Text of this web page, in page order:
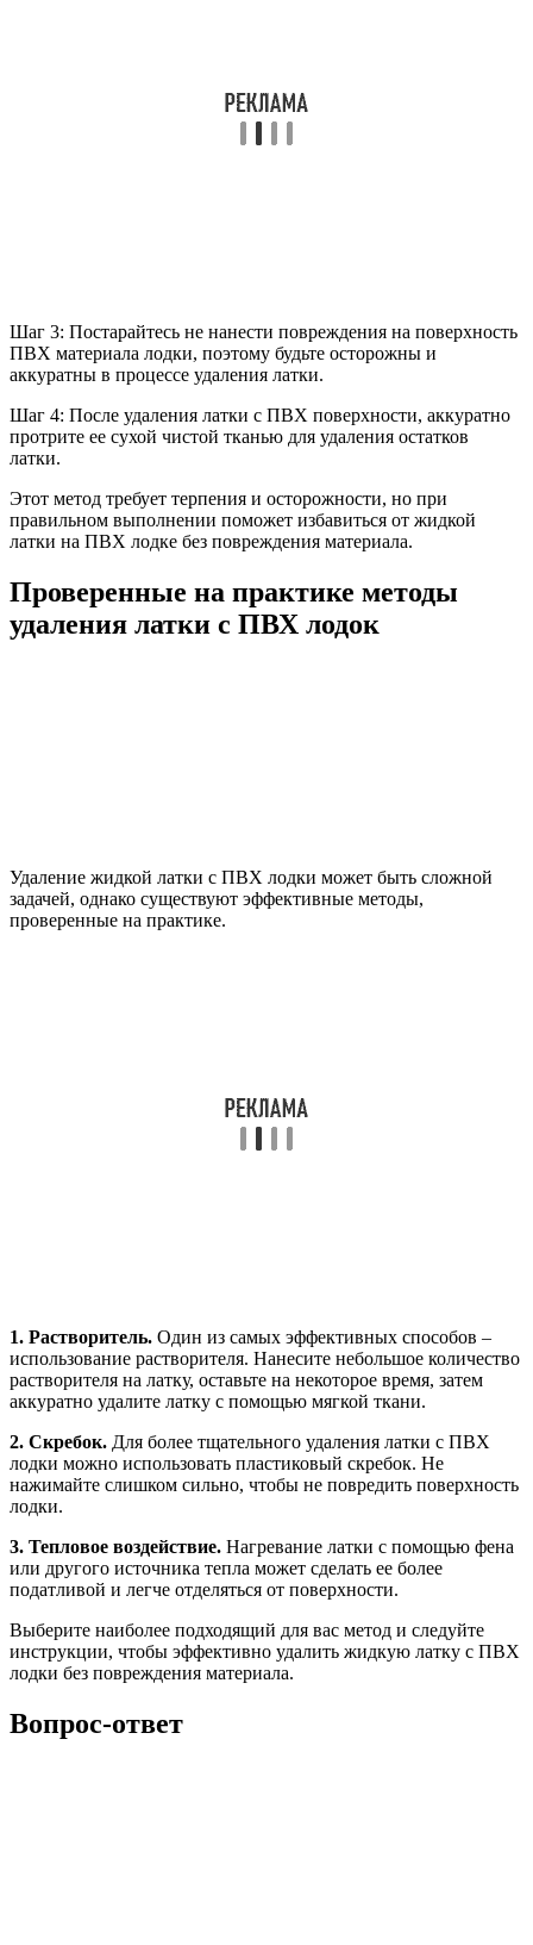
Шаг 3: Постарайтесь не нанести повреждения на поверхность
ПВХ материала лодки, поэтому будьте осторожны и
аккуратны в процессе удаления латки.
Шаг 4: После удаления латки с ПВХ поверхности, аккуратно
протрите ее сухой чистой тканью для удаления остатков
латки.
Этот метод требует терпения и осторожности, но при
правильном выполнении поможет избавиться от жидкой
латки на ПВХ лодке без повреждения материала.
Проверенные на практике методы
удаления латки с ПВХ лодок
Удаление жидкой латки с ПВХ лодки может быть сложной
задачей, однако существуют эффективные методы,
проверенные на практике.
1. Растворитель. Один из самых эффективных способов –
использование растворителя. Нанесите небольшое количество
растворителя на латку, оставьте на некоторое время, затем
аккуратно удалите латку с помощью мягкой ткани.
2. Скребок. Для более тщательного удаления латки с ПВХ
лодки можно использовать пластиковый скребок. Не
нажимайте слишком сильно, чтобы не повредить поверхность
лодки.
3. Тепловое воздействие. Нагревание латки с помощью фена
или другого источника тепла может сделать ее более
податливой и легче отделяться от поверхности.
Выберите наиболее подходящий для вас метод и следуйте
инструкции, чтобы эффективно удалить жидкую латку с ПВХ
лодки без повреждения материала.
Вопрос-ответ